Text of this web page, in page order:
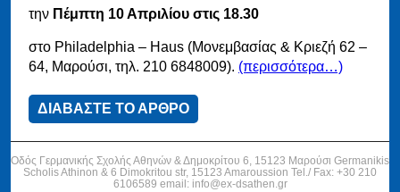
την Πέμπτη 10 Απριλίου στις 18.30
στο Philadelphia – Haus (Μονεμβασίας & Κριεζή 62 –
64, Μαρούσι, τηλ. 210 6848009). (περισσότερα…)
ΔΙΑΒΑΣΤΕ ΤΟ ΑΡΘΡΟ
Οδός Γερμανικής Σχολής Αθηνών & Δημοκρίτου 6, 15123 Μαρούσι Germanikis
Scholis Athinon & 6 Dimokritou str, 15123 Amaroussion Tel./ Fax: +30 210
6106589 email: info@ex-dsathen.gr